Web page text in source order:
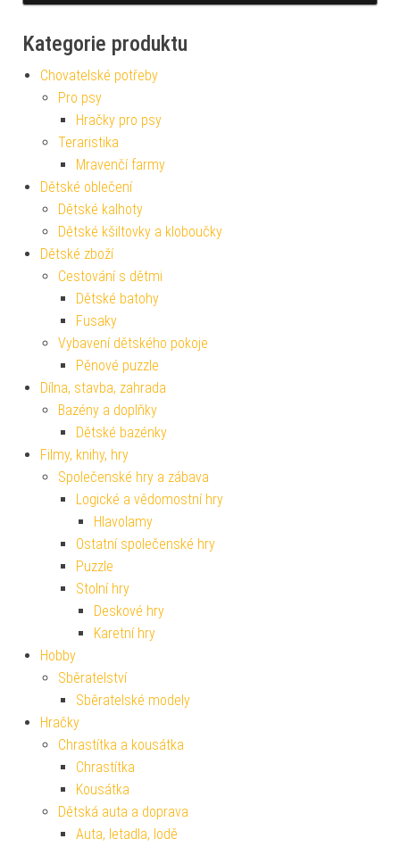
Kategorie produktu
Chovatelské potřeby
Pro psy
Hračky pro psy
Teraristika
Mravenčí farmy
Dětské oblečení
Dětské kalhoty
Dětské kšiltovky a kloboučky
Dětské zboží
Cestování s dětmi
Dětské batohy
Fusaky
Vybavení dětského pokoje
Pěnové puzzle
Dílna, stavba, zahrada
Bazény a doplňky
Dětské bazénky
Filmy, knihy, hry
Společenské hry a zábava
Logické a vědomostní hry
Hlavolamy
Ostatní společenské hry
Puzzle
Stolní hry
Deskové hry
Karetní hry
Hobby
Sběratelství
Sběratelské modely
Hračky
Chrastítka a kousátka
Chrastítka
Kousátka
Dětská auta a doprava
Auta, letadla, lodě